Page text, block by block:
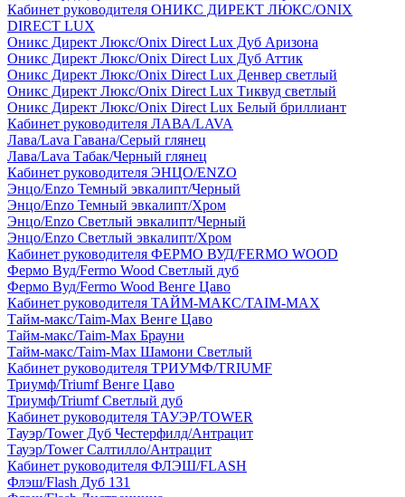
Кабинет руководителя ОНИКС ДИРЕКТ ЛЮКС/ONIX
DIRECT LUX
Оникс Директ Люкс/Onix Direct Lux Дуб Аризона
Оникс Директ Люкс/Onix Direct Lux Дуб Аттик
Оникс Директ Люкс/Onix Direct Lux Денвер светлый
Оникс Директ Люкс/Onix Direct Lux Тиквуд светлый
Оникс Директ Люкс/Onix Direct Lux Белый бриллиант
Кабинет руководителя ЛАВА/LAVA
Лава/Lava Гавана/Серый глянец
Лава/Lava Табак/Черный глянец
Кабинет руководителя ЭНЦО/ENZO
Энцо/Enzo Темный эвкалипт/Черный
Энцо/Enzo Темный эвкалипт/Хром
Энцо/Enzo Светлый эвкалипт/Черный
Энцо/Enzo Светлый эвкалипт/Хром
Кабинет руководителя ФЕРМО ВУД/FERMO WOOD
Фермо Вуд/Fermo Wood Светлый дуб
Фермо Вуд/Fermo Wood Венге Цаво
Кабинет руководителя ТАЙМ-МАКС/TAIM-MAX
Тайм-макс/Taim-Max Венге Цаво
Тайм-макс/Taim-Max Брауни
Тайм-макс/Taim-Max Шамони Светлый
Кабинет руководителя ТРИУМФ/TRIUMF
Триумф/Triumf Венге Цаво
Триумф/Triumf Светлый дуб
Кабинет руководителя ТАУЭР/TOWER
Тауэр/Tower Дуб Честерфилд/Антрацит
Тауэр/Tower Салтилло/Антрацит
Кабинет руководителя ФЛЭШ/FLASH
Флэш/Flash Дуб 131